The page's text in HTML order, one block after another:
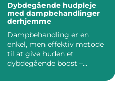
Dybdegående hudpleje
med dampbehandlinger
derhjemme
Dampbehandling er en
enkel, men effektiv metode
til at give huden et
dybdegående boost –...